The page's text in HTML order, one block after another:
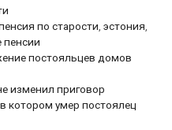
по старости ,эстония
пенсии
постояльцев домов
изменил приговор
котором умер постоялец